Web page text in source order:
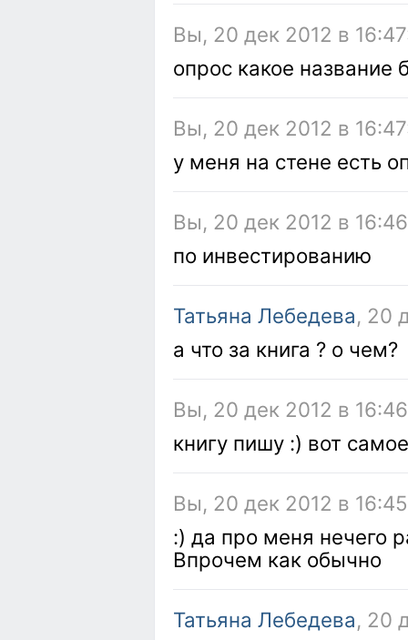
Вы, 20 дек 2012 в
опрос какое название
Вы, 20 дек 2012 в
у меня на стене есть
Вы, 20 дек 2012 в
по инвестированию
Татьяна Лебедева, 20
а что за книга ? о чем?
Вы, 20 дек 2012 в
книгу пишу :) вот
Вы, 20 дек 2012 в
:) да про меня нечего
Впрочем как обычно
Татьяна Лебедева, 20